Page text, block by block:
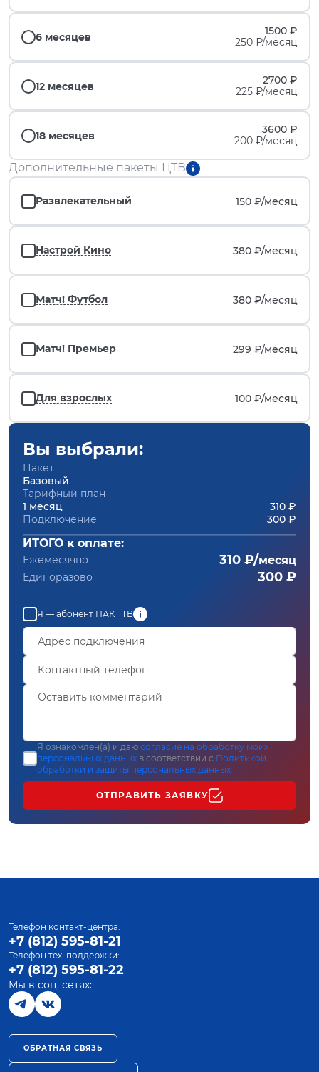
6 месяцев
1500 ₽
250 ₽/месяц
12 месяцев
2700 ₽
225 ₽/месяц
18 месяцев
3600 ₽
200 ₽/месяц
Дополнительные пакеты ЦТВ
Развлекательный 150 ₽/месяц
Настрой Кино 380 ₽/месяц
Матч! Футбол 380 ₽/месяц
Матч! Премьер 299 ₽/месяц
Для взрослых 100 ₽/месяц
Вы выбрали:
Пакет
Базовый
Тарифный план
1 месяц
310 ₽
Подключение
300 ₽
ИТОГО к оплате:
Ежемесячно 310 ₽/месяц
Единоразово 300 ₽
Я — абонент ПАКТ ТВ
Я ознакомлен(а) и даю согласие на обработку моих
персональных данных в соответствии с Политикой
обработки и защиты персональных данных
ОТПРАВИТЬ ЗАЯВКУ
Телефон контакт-центра:
+7 (812) 595-81-21
Телефон тех. поддержки:
+7 (812) 595-81-22
Мы в соц. сетях:
ОБРАТНАЯ СВЯЗЬ